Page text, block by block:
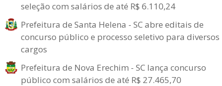
seleção com salários de até R$ 6.110,24
Prefeitura de Santa Helena - SC abre editais de
concurso público e processo seletivo para diversos
cargos
Prefeitura de Nova Erechim - SC lança concurso
público com salários de até R$ 27.465,70